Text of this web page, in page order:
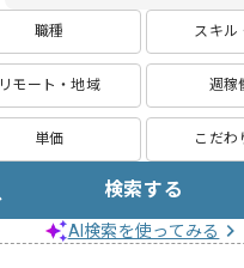
職種 スキル
リモート・地域 週稼
単価 こだわ
検索する
AI検索を使ってみる